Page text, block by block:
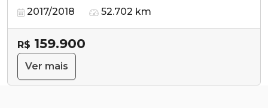
2017/2018 52.702 km
R$ 159.900
Ver mais